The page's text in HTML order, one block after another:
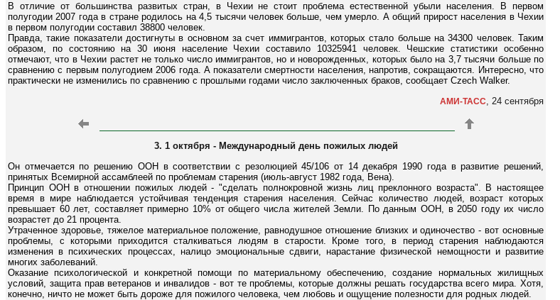
В отличие от большинства развитых стран, в Чехии не стоит проблема естественной убыли населения. В первом
полугодии 2007 года в стране родилось на 4,5 тысячи человек больше, чем умерло. А общий прирост населения в Чехии
в первом полугодии составил 38800 человек.
Правда, такие показатели достигнуты в основном за счет иммигрантов, которых стало больше на 34300 человек. Таким
образом, по состоянию на 30 июня население Чехии составило 10325941 человек. Чешские статистики особенно
отмечают, что в Чехии растет не только число иммигрантов, но и новорожденных, которых было на 3,7 тысячи больше по
сравнению с первым полугодием 2006 года. А показатели смертности населения, напротив, сокращаются. Интересно, что
практически не изменились по сравнению с прошлыми годами число заключенных браков, сообщает Czech Walker.
АМИ-ТАСС , 24 сентября
3. 1 октября - Международный день пожилых людей
Он отмечается по решению ООН в соответствии с резолюцией 45/106 от 14 декабря 1990 года в развитие решений,
принятых Всемирной ассамблеей по проблемам старения (июль-август 1982 года, Вена).
Принцип ООН в отношении пожилых людей - "сделать полнокровной жизнь лиц преклонного возраста". В настоящее
время в мире наблюдается устойчивая тенденция старения населения. Сейчас количество людей, возраст которых
превышает 60 лет, составляет примерно 10% от общего числа жителей Земли. По данным ООН, в 2050 году их число
возрастет до 21 процента.
Утраченное здоровье, тяжелое материальное положение, равнодушное отношение близких и одиночество - вот основные
проблемы, с которыми приходится сталкиваться людям в старости. Кроме того, в период старения наблюдаются
изменения в психических процессах, налицо эмоциональные сдвиги, нарастание физической немощности и развитие
многих заболеваний.
Оказание психологической и конкретной помощи по материальному обеспечению, создание нормальных жилищных
условий, защита прав ветеранов и инвалидов - вот те проблемы, которые должны решать государства всего мира. Хотя,
конечно, ничто не может быть дороже для пожилого человека, чем любовь и ощущение полезности для родных людей.